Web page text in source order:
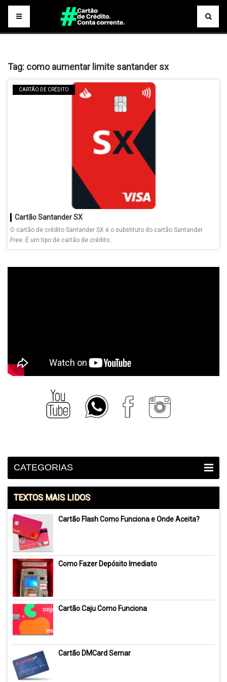
Tag: como aumentar limite santander sx
CARTÃO DE CRÉDITO
Cartão Santander SX
O cartão de crédito Santander SX é o substituto do cartão Santander
Free. É um tipo de cartão de crédito...
CATEGORIAS
TEXTOS MAIS LIDOS
Cartão Flash Como Funciona e Onde Aceita?
Como Fazer Depósito Imediato
Cartão Caju Como Funciona
Cartão DMCard Semar